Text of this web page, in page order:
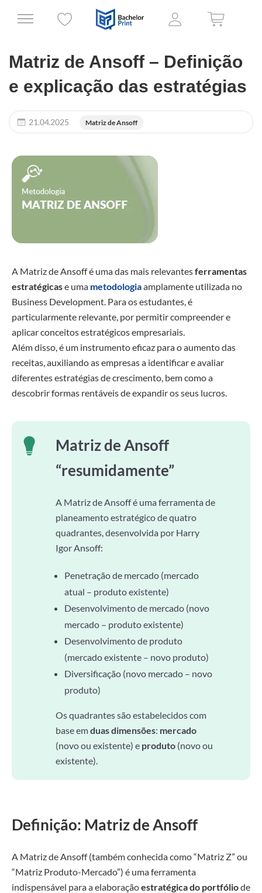
Matriz de Ansoff – Definição
e explicação das estratégias
21.04.2025 Matriz de Ansoff
A Matriz de Ansoff é uma das mais relevantesferramentas
estratégicase uma metodologiaamplamente utilizada no
Business Development. Para os estudantes, é
particularmente relevante, por permitir compreender e
aplicar conceitos estratégicos empresariais.
Além disso, é um instrumento eficaz para o aumento das
receitas, auxiliando as empresas a identificar e avaliar
diferentes estratégias de crescimento, bem como a
descobrir formas rentáveis de expandir os seus lucros.
Matriz de Ansoff
“resumidamente”
A Matriz de Ansoff é uma ferramenta de
planeamento estratégico de quatro
quadrantes, desenvolvida por Harry
Igor Ansoff:
Penetração de mercado (mercado
atual – produto existente)
Desenvolvimento de mercado (novo
mercado – produto existente)
Desenvolvimento de produto
(mercado existente – novo produto)
Diversificação (novo mercado – novo
produto)
Os quadrantes são estabelecidos com
base emduas dimensões: mercado
(novo ou existente) e produto (novo ou
existente).
Definição: Matriz de Ansoff
A Matriz de Ansoff (também conhecida como “Matriz Z” ou
“Matriz Produto-Mercado”) é uma ferramenta
indispensável para a elaboraçãoestratégica do portfóliode